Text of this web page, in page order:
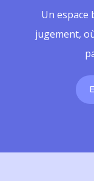
Un espace
jugement,